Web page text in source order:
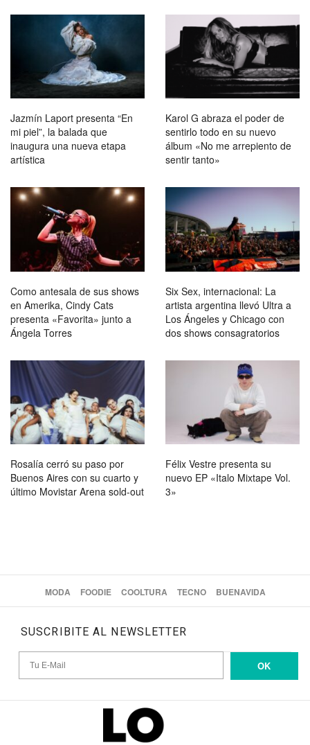
Jazmín Laport presenta “En
mi piel”, la balada que
inaugura una nueva etapa
artística
Karol G abraza el poder de
sentirlo todo en su nuevo
álbum «No me arrepiento de
sentir tanto»
Como antesala de sus shows
en Amerika, Cindy Cats
presenta «Favorita» junto a
Ángela Torres
Six Sex, internacional: La
artista argentina llevó Ultra a
Los Ángeles y Chicago con
dos shows consagratorios
Rosalía cerró su paso por
Buenos Aires con su cuarto y
último Movistar Arena sold-out
Félix Vestre presenta su
nuevo EP «Italo Mixtape Vol.
3»
MODA FOODIE COOLTURA TECNO BUENAVIDA
SUSCRIBITE AL NEWSLETTER
OK